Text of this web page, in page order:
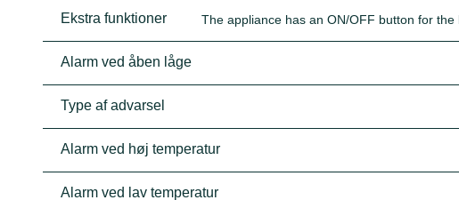
Ekstra funktioner The appliance has an ON/OFF button for
Alarm ved åben låge
Type af advarsel
Alarm ved høj temperatur
Alarm ved lav temperatur